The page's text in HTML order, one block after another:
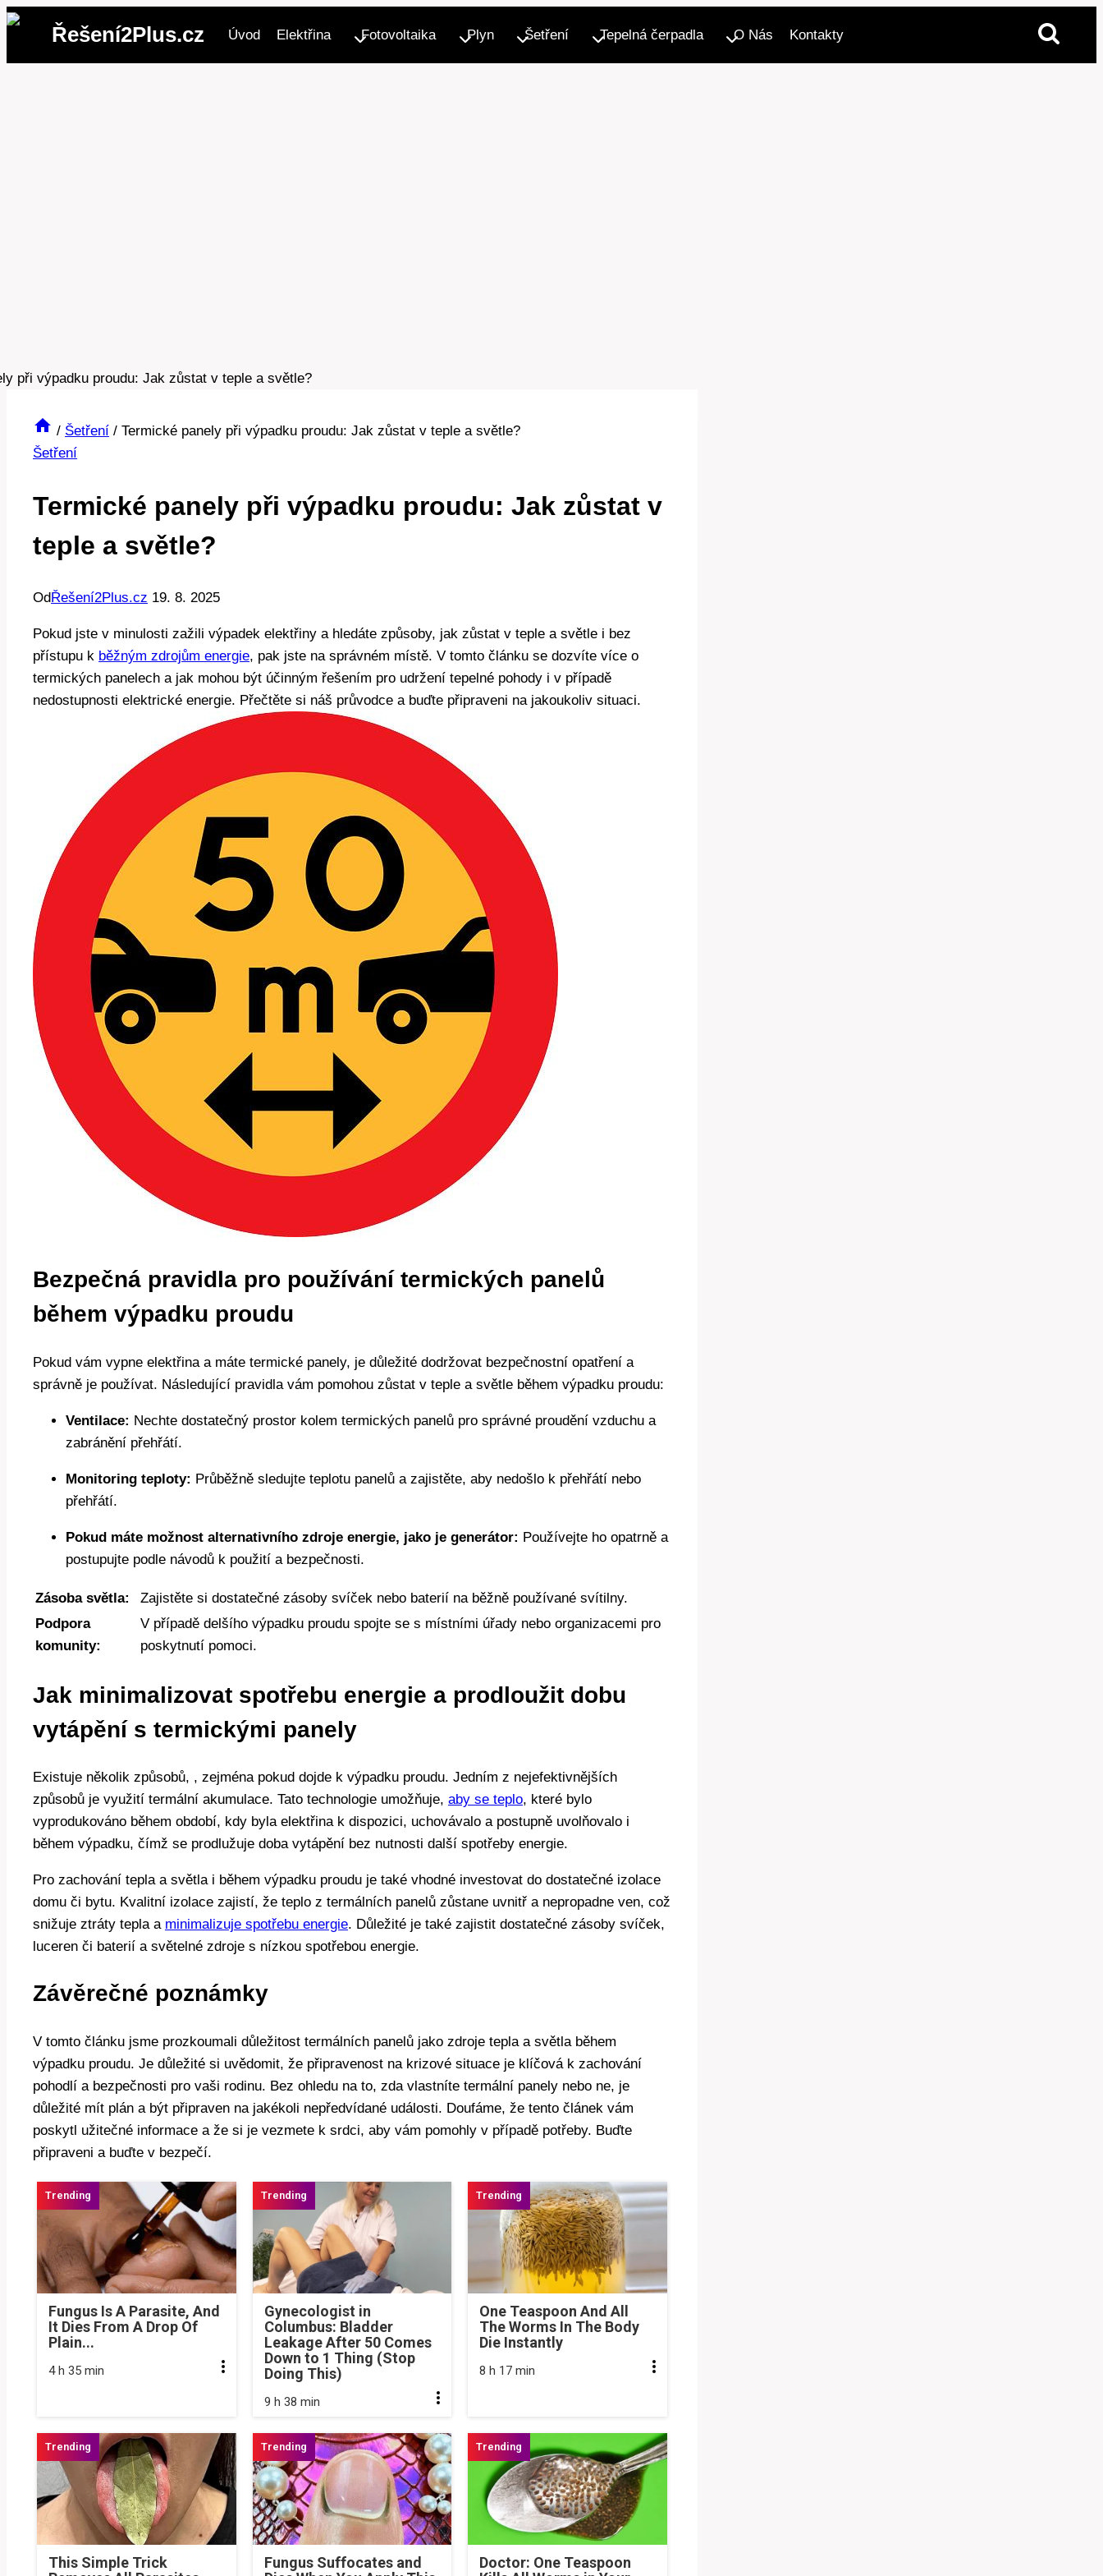
Přeskočit
obsah
Řešení2Plus.cz Úvod Elektřina Fotovoltaika Plyn Šetření Tepelná čerpadla O Nás Kontakty
/ Šetření / Termické panely při výpadku proudu: Jak zůstat v teple a světle?
Šetření
Termické panely při výpadku proudu: Jak zůstat v
teple a světle?
OdŘešení2Plus.cz 19. 8. 2025
Pokud jste v minulosti zažili výpadek elektřiny a hledáte způsoby, jak zůstat v teple a světle i bez
přístupu k běžným zdrojům energie, pak jste na správném místě. V tomto článku se dozvíte více o
termických panelech a jak mohou být účinným řešením pro udržení tepelné pohody i v případě
nedostupnosti elektrické energie. Přečtěte si náš průvodce a buďte připraveni na jakoukoliv situaci.
Bezpečná pravidla pro používání termických panelů
během výpadku proudu
Pokud vám vypne elektřina a máte termické panely, je důležité dodržovat bezpečnostní opatření a
správně je používat. Následující pravidla vám pomohou zůstat v teple a světle během výpadku proudu:
Ventilace: Nechte dostatečný prostor kolem termických panelů pro správné proudění vzduchu a
zabránění přehřátí.
Monitoring teploty: Průběžně sledujte teplotu panelů a zajistěte, aby nedošlo k přehřátí nebo
přehřátí.
Pokud máte možnost alternativního zdroje energie, jako je generátor: Používejte ho opatrně a
postupujte podle návodů k použití a bezpečnosti.
Zásoba světla:
Zajistěte si dostatečné zásoby svíček nebo baterií na běžně používané svítilny.
Podpora
komunity:
V případě delšího výpadku proudu spojte se s místními úřady nebo organizacemi pro
poskytnutí pomoci.
Jak minimalizovat spotřebu energie a prodloužit dobu
vytápění s termickými panely
Existuje několik způsobů, , zejména pokud dojde k výpadku proudu. Jedním z nejefektivnějších
způsobů je využití termální akumulace. Tato technologie umožňuje, aby se teplo, které bylo
vyprodukováno během období, kdy byla elektřina k dispozici, uchovávalo a postupně uvolňovalo i
během výpadku, čímž se prodlužuje doba vytápění bez nutnosti další spotřeby energie.
Pro zachování tepla a světla i během výpadku proudu je také vhodné investovat do dostatečné izolace
domu či bytu. Kvalitní izolace zajistí, že teplo z termálních panelů zůstane uvnitř a nepropadne ven, což
snižuje ztráty tepla a minimalizuje spotřebu energie. Důležité je také zajistit dostatečné zásoby svíček,
luceren či baterií a světelné zdroje s nízkou spotřebou energie.
Závěrečné poznámky
V tomto článku jsme prozkoumali důležitost termálních panelů jako zdroje tepla a světla během
výpadku proudu. Je důležité si uvědomit, že připravenost na krizové situace je klíčová k zachování
pohodlí a bezpečnosti pro vaši rodinu. Bez ohledu na to, zda vlastníte termální panely nebo ne, je
důležité mít plán a být připraven na jakékoli nepředvídané události. Doufáme, že tento článek vám
poskytl užitečné informace a že si je vezmete k srdci, aby vám pomohly v případě potřeby. Buďte
připraveni a buďte v bezpečí.
Fungus Is A Parasite, And
It Dies From A Drop Of
Plain...
4 h 35 min
Gynecologist in
Columbus: Bladder
Leakage After 50 Comes
Down to 1 Thing (Stop
Doing This)
9 h 38 min
One Teaspoon And All
The Worms In The Body
Die Instantly
8 h 17 min
This Simple Trick
Fungus Suffocates and
Doctor: One Teaspoon